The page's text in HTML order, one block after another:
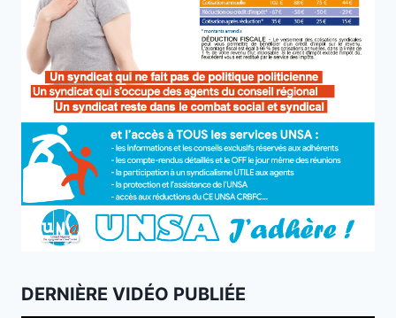
DERNIÈRE VIDÉO PUBLIÉE